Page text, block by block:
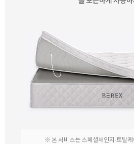
※ 본 서비스는 스페셜체인지·토탈케